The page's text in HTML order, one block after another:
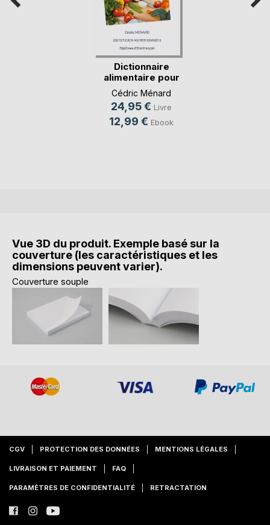
Dictionnaire
alimentaire pour
l'oe(...)
Cédric Ménard
24,95 € Livre
12,99 € Ebook
Vue 3D du produit. Exemple basé sur la
couverture (les caractéristiques et les
dimensions peuvent varier).
Couverture souple
CGV PROTECTION DES DONNÉES MENTIONS LÉGALES
LIVRAISON ET PAIEMENT FAQ
PARAMÈTRES DE CONFIDENTIALITÉ RETRACTATION